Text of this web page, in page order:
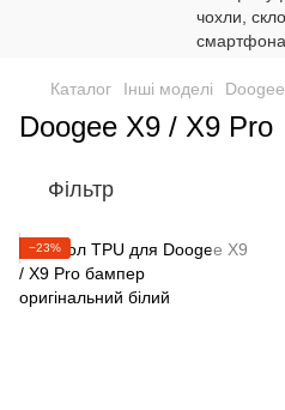
Каталог Інші моделі Doogee
Doogee X9 / X9 Pro
Фільтр
−23%